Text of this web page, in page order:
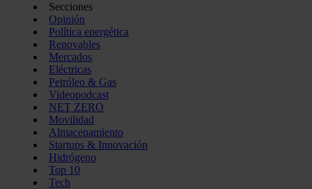
Secciones
Opinión
Política energética
Renovables
Mercados
Eléctricas
Petróleo & Gas
Videopodcast
NET ZERO
Movilidad
Almacenamiento
Startups & Innovación
Hidrógeno
Top 10
Tech